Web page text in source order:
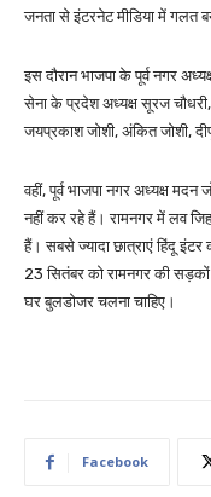
जनता से इंटरनेट मीडिया में गलत
इस दौरान भाजपा के पूर्व नगर
सेना के प्रदेश अध्यक्ष सूरज चौधरी,
जयप्रकाश जोशी, अंकित जोशी,
वहीं, पूर्व भाजपा नगर अध्यक्ष मदन
नहीं कर रहे हैं। रामनगर में लव
हैं। सबसे ज्यादा छात्राएं हिंदू
23 सितंबर को रामनगर की
घर बुलडोजर चलना चाहिए।
Facebook